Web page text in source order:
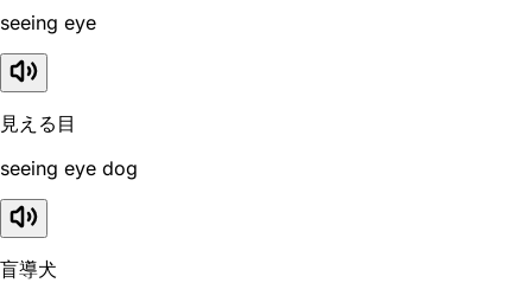
seeing eye
見える目
seeing eye dog
盲導犬